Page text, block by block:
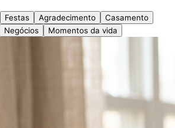
Festas Agradecimento
Casamento
Negócios Momentos da vida